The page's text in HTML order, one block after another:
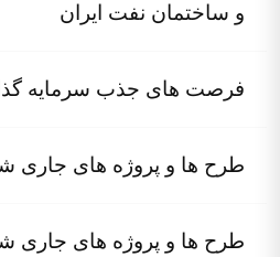
و ساختمان نفت ایران
فرصت های جذب سرمایه گذار،
طرح ها و پروژه های جاری
طرح ها و پروژه های جاری